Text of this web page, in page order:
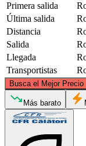
Primera salida
Última salida
Distancia
Salida
Llegada
Transportistas
Busca el Mejor Precio
Más barato